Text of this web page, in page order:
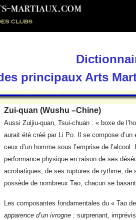
principaux Arts
Zui-quan (Wushu –Chine)
Aussi Zuijiu-quan, Tsui-chuan : « boxe de
aurait été créé par Li Po. Il se compose
ceux d’un homme sous l’emprise de
performance physique en raison de ses
acrobatiques, de ses ruptures de rythme,
possède de nombreux Tao, chacun se
Les composantes fondamentales du « Tao
apparence d’un ivrogne : surprenant,